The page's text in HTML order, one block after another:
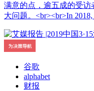
满意的点，逾五成的受
大问题。<br><br>In 2018,
谷歌
alphabet
财报